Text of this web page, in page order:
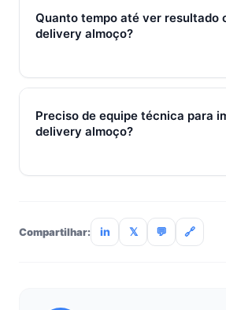
em R$ 197/mês com 7 dias grátis
Quanto tempo até ver resultado
delivery almoço?
Métricas de processo (tempo de
Preciso de equipe técnica para
delivery almoço?
Compartilhar: in 𝕏 💬 🔗